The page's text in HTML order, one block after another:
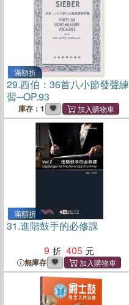
滿額折
29.西伯：36首八小節發聲練
習─OP.93
庫存：1
滿額折
31.進階鼓手的必修課
9
405
無庫存